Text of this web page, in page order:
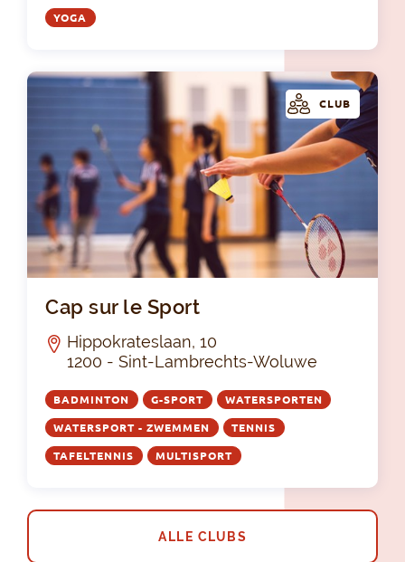
YOGA
CLUB
Cap sur le Sport
Hippokrateslaan, 10
1200 - Sint-Lambrechts-Woluwe
BADMINTON G-SPORT WATERSPORTEN
WATERSPORT - ZWEMMEN TENNIS
TAFELTENNIS MULTISPORT
ALLE CLUBS